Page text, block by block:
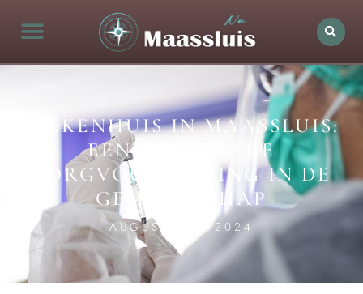
ZIEKENHUIS IN MAASSLUIS:
EEN ONMISBARE
ZORGVOORZIENING IN DE
GEMEENSCHAP
AUGUSTUS 7, 2024